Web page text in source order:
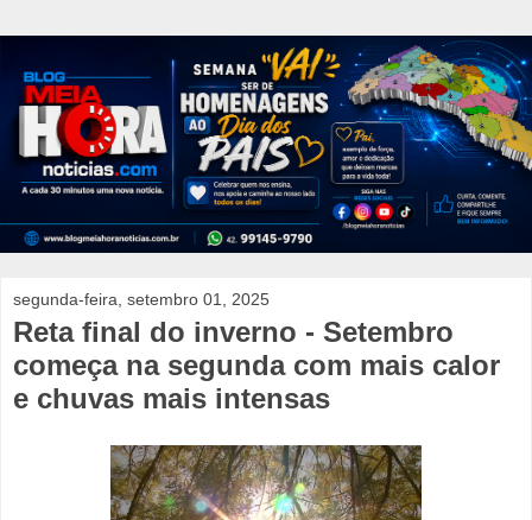
segunda-feira, setembro 01, 2025
Reta final do inverno - Setembro
começa na segunda com mais calor
e chuvas mais intensas